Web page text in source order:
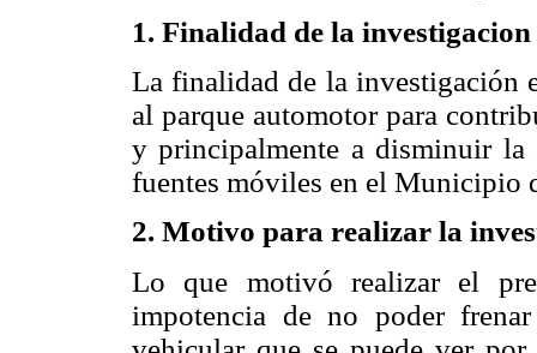
1. Finalidad de la investigacion
La finalidad de la investigación
al parque automotor para
y principalmente a disminuir la
fuentes móviles en el Municipio
2. Motivo para realizar la
Lo que motivó realizar el
impotencia de no poder